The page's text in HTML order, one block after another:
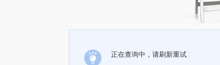
正在查询中，请刷新重试